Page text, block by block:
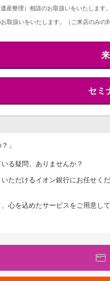
整理）相談のお取扱いをいたします
取扱いをいたします。（ご来店のみの
セミ
」
る疑問、ありませんか？
ただけるイオン銀行にお任せくだ
心を込めたサービスをご用意し